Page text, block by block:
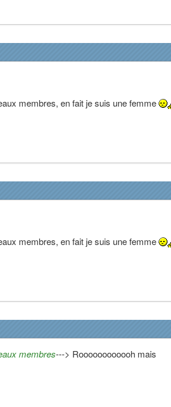
membres, en fait je suis une femme
membres, en fait je suis une femme
membres---> Roooooooooooh mais